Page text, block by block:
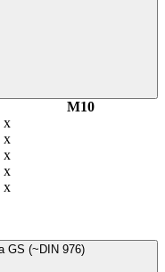
М10
х
х
х
х
х
GS (~DIN 976)